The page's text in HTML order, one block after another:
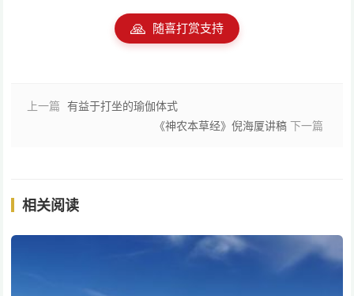
🙏 随喜打赏支持
上一篇 有益于打坐的瑜伽体式
《神农本草经》倪海厦讲稿 下一篇
相关阅读